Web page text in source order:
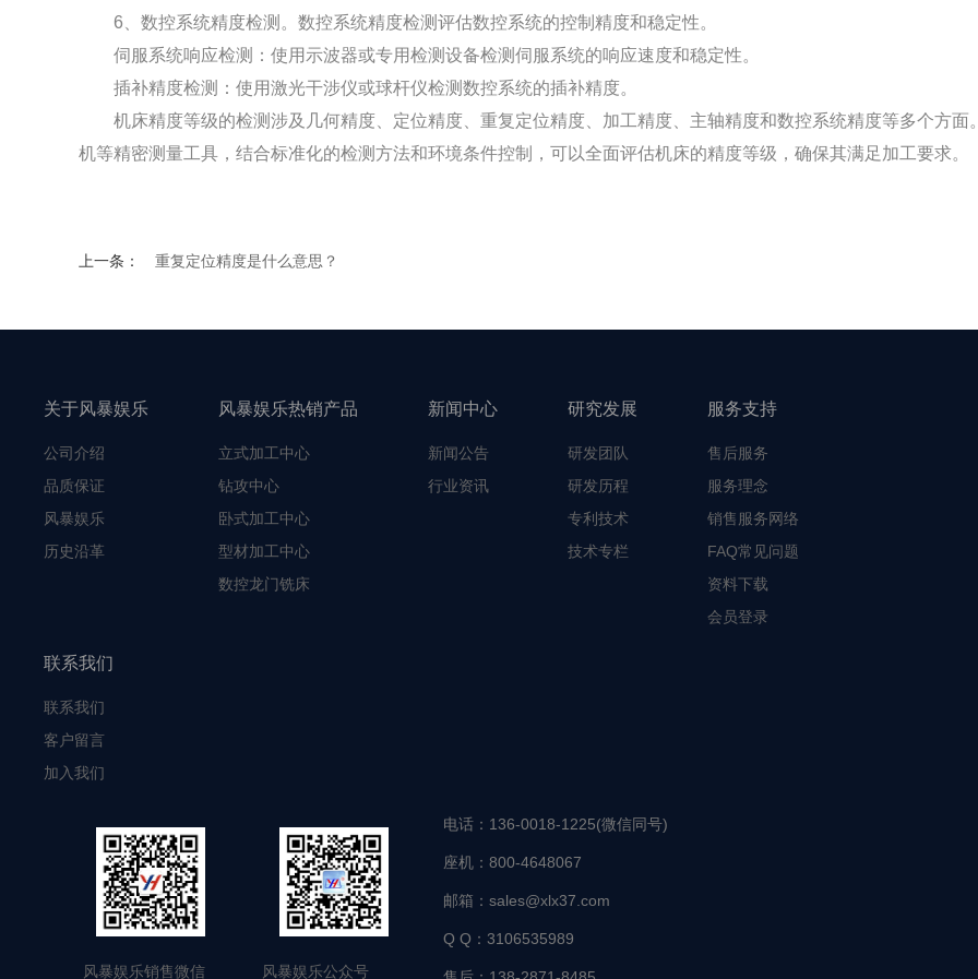
6、数控系统精度检测。数控系统精度检测评估数控系统的控制精度和稳定性。
伺服系统响应检测：使用示波器或专用检测设备检测伺服系统的响应速度和稳定性。
插补精度检测：使用激光干涉仪或球杆仪检测数控系统的插补精度。
机床精度等级的检测涉及几何精度、定位精度、重复定位精度、加工精度、主轴精度和数控系统精度等多个方面
机等精密测量工具，结合标准化的检测方法和环境条件控制，可以全面评估机床的精度等级，确保其满足加工要求。
上一条： 重复定位精度是什么意思？
关于风暴娱乐
公司介绍
品质保证
风暴娱乐
历史沿革
风暴娱乐热销产品
立式加工中心
钻攻中心
卧式加工中心
型材加工中心
数控龙门铣床
新闻中心
新闻公告
行业资讯
研究发展
研发团队
研发历程
专利技术
技术专栏
服务支持
售后服务
服务理念
销售服务网络
FAQ常见问题
资料下载
会员登录
联系我们
联系我们
客户留言
加入我们
风暴娱乐销售微信 风暴娱乐公众号
电话： 136-0018-1225(微信同号)
座机： 800-4648067
邮箱： sales@xlx37.com
Q Q： 3106535989